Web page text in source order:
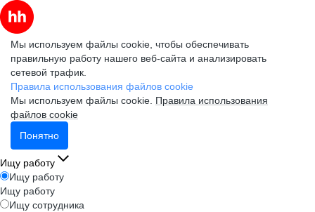
Мы используем файлы cookie, чтобы обеспечивать
правильную работу нашего веб-сайта и анализировать
сетевой трафик.
Правила использования файлов cookie
Мы используем файлы cookie. Правила использования
файлов cookie
Понятно
Ищу работу
Ищу работу
Ищу работу
Ищу сотрудника